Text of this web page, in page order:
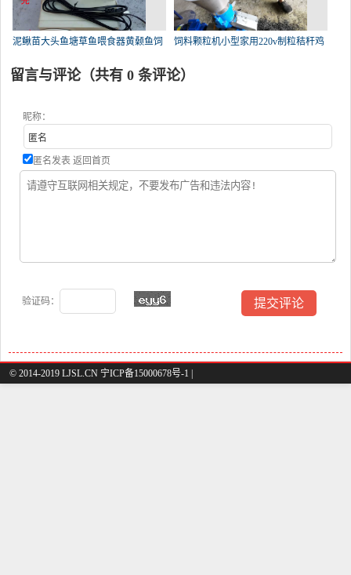
泥鳅苗大头鱼塘草鱼喂食器黄颡鱼饲 饲料颗粒机小型家用220v制粒秸秆鸡
留言与评论（共有 0 条评论）
昵称：
匿名发表 返回首页
验证码：
© 2014-2019 LJSL.CN 宁ICP备15000678号-1 |